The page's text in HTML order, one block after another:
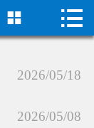
 首页
 
2026/05/18
2026/05/08